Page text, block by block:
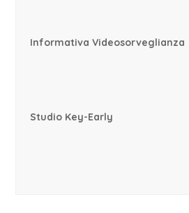
Informativa Videosorveglianza
Studio Key-Early